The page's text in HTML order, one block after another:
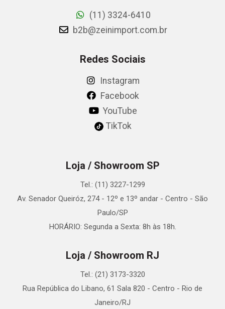
(11) 3324-6410
b2b@zeinimport.com.br
Redes Sociais
Instagram
Facebook
YouTube
TikTok
Loja / Showroom SP
Tel.: (11) 3227-1299
Av. Senador Queiróz, 274 - 12º e 13º andar - Centro - São
Paulo/SP
HORÁRIO: Segunda a Sexta: 8h às 18h.
Loja / Showroom RJ
Tel.: (21) 3173-3320
Rua República do Libano, 61 Sala 820 - Centro - Rio de
Janeiro/RJ